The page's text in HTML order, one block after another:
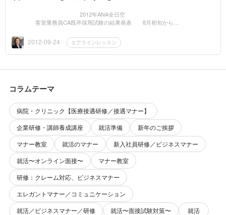
客室乗務員CA既卒採用試験の結果発表 8月初旬から始
2012-09-24 エアラインレッスン
コラムテーマ
病院・クリニック【医療接遇研修／接遇マナー】
企業研修・講師養成講座
就活準備
新年のご挨拶
マナー教室
就活のマナー
新入社員研修／ビジネスマナー
就活〜オンライン面接〜
マナー教室
研修：クレーム対応、ビジネスマナー
エレガントマナー／コミュニケーション
就活／ビジネスマナー／研修
就活〜面接試験対策〜
就活